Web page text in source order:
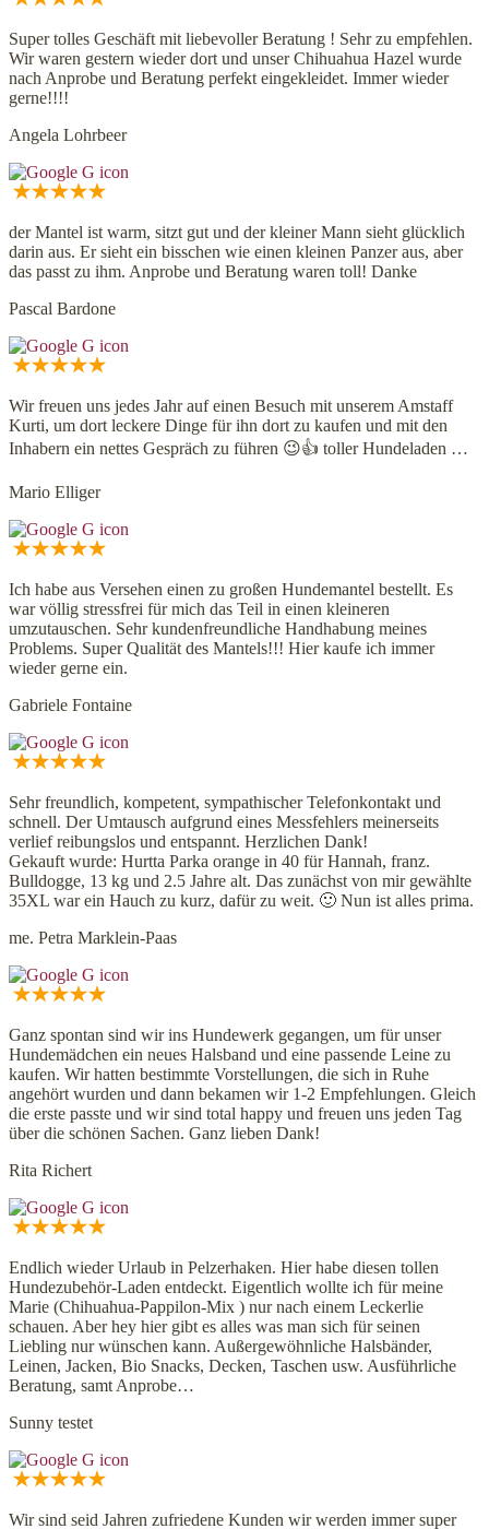
Super tolles Geschäft mit liebevoller Beratung ! Sehr zu empfehlen.
Wir waren gestern wieder dort und unser Chihuahua Hazel wurde
nach Anprobe und Beratung perfekt eingekleidet. Immer wieder
gerne!!!!
Angela Lohrbeer
der Mantel ist warm, sitzt gut und der kleiner Mann sieht glücklich
darin aus. Er sieht ein bisschen wie einen kleinen Panzer aus, aber
das passt zu ihm. Anprobe und Beratung waren toll! Danke
Pascal Bardone
Wir freuen uns jedes Jahr auf einen Besuch mit unserem Amstaff
Kurti, um dort leckere Dinge für ihn dort zu kaufen und mit den
Inhabern ein nettes Gespräch zu führen 😉👍 toller Hundeladen …
Mario Elliger
Ich habe aus Versehen einen zu großen Hundemantel bestellt. Es
war völlig stressfrei für mich das Teil in einen kleineren
umzutauschen. Sehr kundenfreundliche Handhabung meines
Problems. Super Qualität des Mantels!!! Hier kaufe ich immer
wieder gerne ein.
Gabriele Fontaine
Sehr freundlich, kompetent, sympathischer Telefonkontakt und
schnell. Der Umtausch aufgrund eines Messfehlers meinerseits
verlief reibungslos und entspannt. Herzlichen Dank!
Gekauft wurde: Hurtta Parka orange in 40 für Hannah, franz.
Bulldogge, 13 kg und 2.5 Jahre alt. Das zunächst von mir gewählte
35XL war ein Hauch zu kurz, dafür zu weit. 🙂 Nun ist alles prima.
me. Petra Marklein-Paas
Ganz spontan sind wir ins Hundewerk gegangen, um für unser
Hundemädchen ein neues Halsband und eine passende Leine zu
kaufen. Wir hatten bestimmte Vorstellungen, die sich in Ruhe
angehört wurden und dann bekamen wir 1-2 Empfehlungen. Gleich
die erste passte und wir sind total happy und freuen uns jeden Tag
über die schönen Sachen. Ganz lieben Dank!
Rita Richert
Endlich wieder Urlaub in Pelzerhaken. Hier habe diesen tollen
Hundezubehör-Laden entdeckt. Eigentlich wollte ich für meine
Marie (Chihuahua-Pappilon-Mix ) nur nach einem Leckerlie
schauen. Aber hey hier gibt es alles was man sich für seinen
Liebling nur wünschen kann. Außergewöhnliche Halsbänder,
Leinen, Jacken, Bio Snacks, Decken, Taschen usw. Ausführliche
Beratung, samt Anprobe…
Sunny testet
Wir sind seid Jahren zufriedene Kunden wir werden immer super